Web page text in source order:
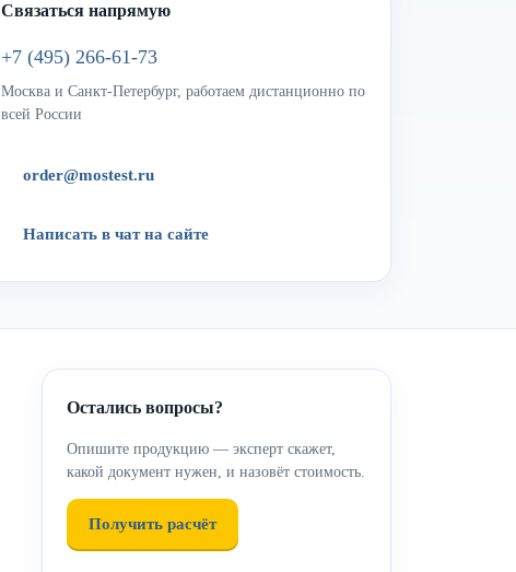
Связаться напрямую
+7 (495) 266-61-73
Москва и Санкт-Петербург, работаем дистанционно по
всей России
order@mostest.ru
Написать в чат на сайте
Остались вопросы?
Опишите продукцию — эксперт скажет,
какой документ нужен, и назовёт стоимость.
Получить расчёт